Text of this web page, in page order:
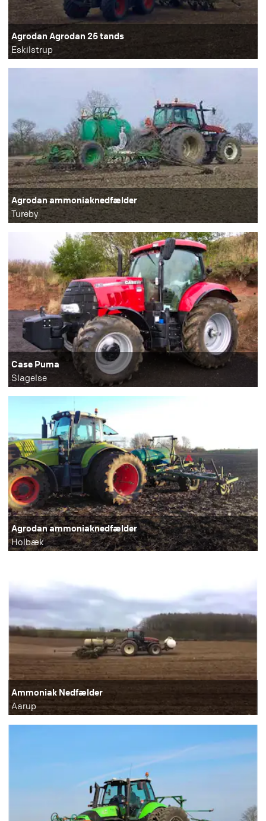
Agrodan Agrodan 25 tands
Eskilstrup
Agrodan ammoniaknedfælder
Tureby
Case Puma
Slagelse
Agrodan ammoniaknedfælder
Holbæk
Ammoniak Nedfælder
Aarup